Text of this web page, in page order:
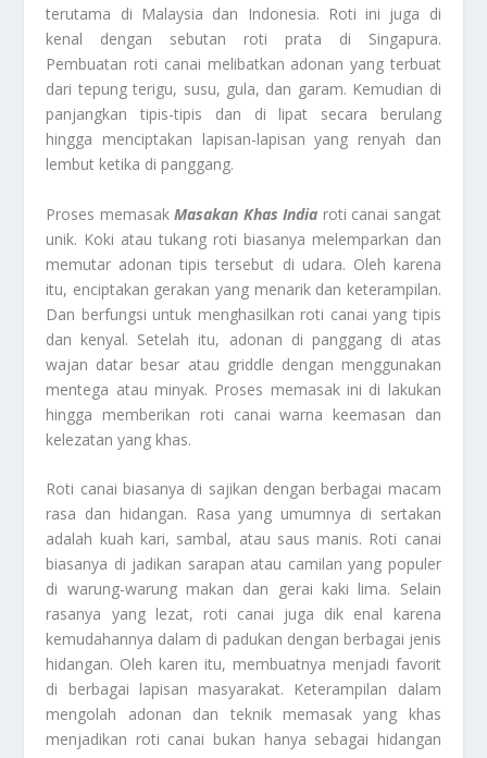
terutama di Malaysia dan Indonesia. Roti ini juga di
kenal dengan sebutan roti prata di Singapura.
Pembuatan roti canai melibatkan adonan yang terbuat
dari tepung terigu, susu, gula, dan garam. Kemudian di
panjangkan tipis-tipis dan di lipat secara berulang
hingga menciptakan lapisan-lapisan yang renyah dan
lembut ketika di panggang.
Proses memasakMasakan Khas India roti canai sangat
unik. Koki atau tukang roti biasanya melemparkan dan
memutar adonan tipis tersebut di udara. Oleh karena
itu, enciptakan gerakan yang menarik dan keterampilan.
Dan berfungsi untuk menghasilkan roti canai yang tipis
dan kenyal. Setelah itu, adonan di panggang di atas
wajan datar besar atau griddle dengan menggunakan
mentega atau minyak. Proses memasak ini di lakukan
hingga memberikan roti canai warna keemasan dan
kelezatan yang khas.
Roti canai biasanya di sajikan dengan berbagai macam
rasa dan hidangan. Rasa yang umumnya di sertakan
adalah kuah kari, sambal, atau saus manis. Roti canai
biasanya di jadikan sarapan atau camilan yang populer
di warung-warung makan dan gerai kaki lima. Selain
rasanya yang lezat, roti canai juga dik enal karena
kemudahannya dalam di padukan dengan berbagai jenis
hidangan. Oleh karen itu, membuatnya menjadi favorit
di berbagai lapisan masyarakat. Keterampilan dalam
mengolah adonan dan teknik memasak yang khas
menjadikan roti canai bukan hanya sebagai hidangan